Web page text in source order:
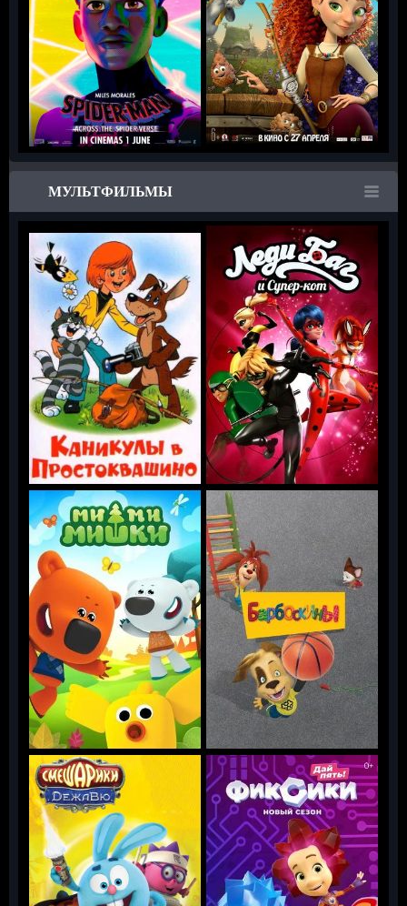
МУЛЬТФИЛЬМЫ